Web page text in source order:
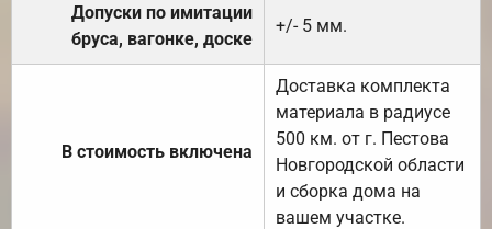
Допуски по имитации
бруса, вагонке, доске
+/- 5 мм.
В стоимость включена
Доставка комплекта
материала в радиусе
500 км. от г. Пестова
Новгородской области
и сборка дома на
вашем участке.